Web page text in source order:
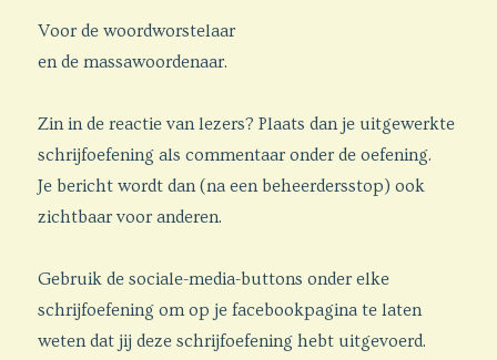
Voor de woordworstelaar
en de massawoordenaar.
Zin in de reactie van lezers? Plaats dan je uitgewerkte
schrijfoefening als commentaar onder de oefening.
Je bericht wordt dan (na een beheerdersstop) ook
zichtbaar voor anderen.
Gebruik de sociale-media-buttons onder elke
schrijfoefening om op je facebookpagina te laten
weten dat jij deze schrijfoefening hebt uitgevoerd.